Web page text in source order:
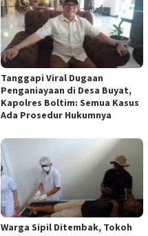
Tanggapi Viral Dugaan
Penganiayaan di Desa Buyat,
Kapolres Boltim: Semua Kasus
Ada Prosedur Hukumnya
Warga Sipil Ditembak, Tokoh